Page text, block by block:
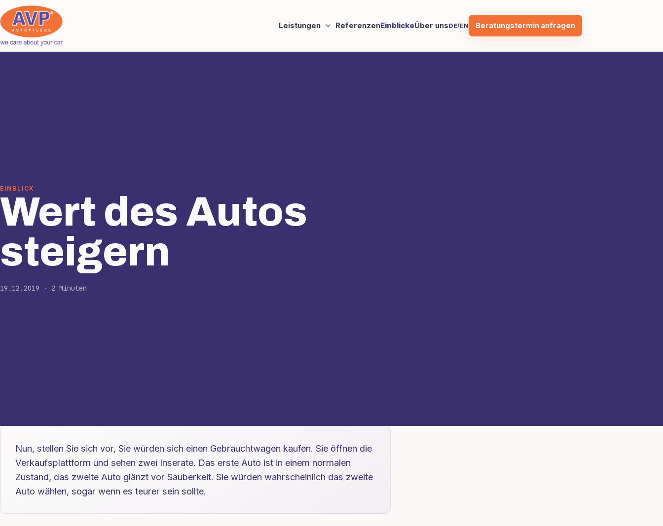
Leistungen ReferenzenEinblickeÜber unsDE/EN Beratungstermin anfragen
EINBLICK
Wert des Autos
steigern
19.12.2019 · 2 Minuten
Nun, stellen Sie sich vor, Sie würden sich einen Gebrauchtwagen kaufen. Sie öffnen die
Verkaufsplattform und sehen zwei Inserate. Das erste Auto ist in einem normalen
Zustand, das zweite Auto glänzt vor Sauberkeit. Sie würden wahrscheinlich das zweite
Auto wählen, sogar wenn es teurer sein sollte.